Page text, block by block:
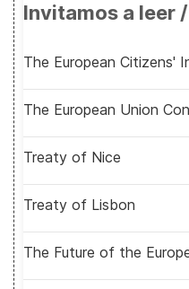
Invitamos a leer
The European Citizens'
The European Union
Treaty of Nice
Treaty of Lisbon
The Future of the